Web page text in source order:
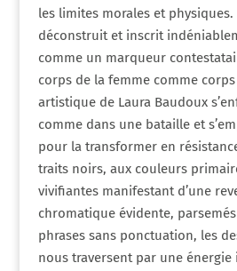
les limites morales et
déconstruit et inscrit
comme un marqueur
corps de la femme comme
artistique de Laura Baudoux
comme dans une bataille et
pour la transformer en
traits noirs, aux couleurs
vivifiantes manifestant d’une
chromatique évidente,
phrases sans ponctuation, les
nous traversent par une